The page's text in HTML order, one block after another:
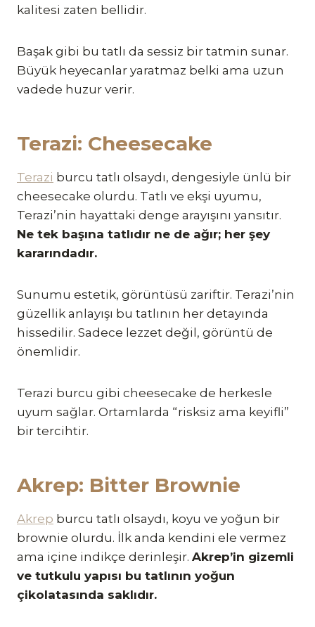
kalitesi zaten bellidir.
Başak gibi bu tatlı da sessiz bir tatmin sunar.
Büyük heyecanlar yaratmaz belki ama uzun
vadede huzur verir.
Terazi: Cheesecake
Terazi burcu tatlı olsaydı, dengesiyle ünlü bir
cheesecake olurdu. Tatlı ve ekşi uyumu,
Terazi’nin hayattaki denge arayışını yansıtır.
Ne tek başına tatlıdır ne de ağır; her şey
kararındadır.
Sunumu estetik, görüntüsü zariftir. Terazi’nin
güzellik anlayışı bu tatlının her detayında
hissedilir. Sadece lezzet değil, görüntü de
önemlidir.
Terazi burcu gibi cheesecake de herkesle
uyum sağlar. Ortamlarda “risksiz ama keyifli”
bir tercihtir.
Akrep: Bitter Brownie
Akrep burcu tatlı olsaydı, koyu ve yoğun bir
brownie olurdu. İlk anda kendini ele vermez
ama içine indikçe derinleşir. Akrep’in gizemli
ve tutkulu yapısı bu tatlının yoğun
çikolatasında saklıdır.